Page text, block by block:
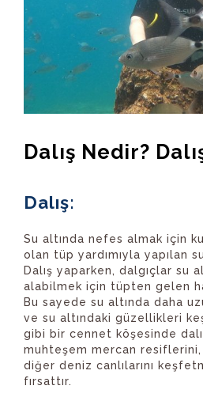
Dalış Nedir?
Dalış:
Su altında nefes almak için
olan tüp yardımıyla yapılan
Dalış yaparken, dalgıçlar su
alabilmek için tüpten gelen
Bu sayede su altında daha
ve su altındaki güzellikleri
gibi bir cennet köşesinde
muhteşem mercan resiflerini,
diğer deniz canlılarını
fırsattır.